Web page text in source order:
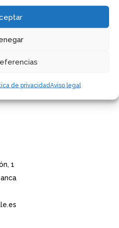
de privacidadAviso legal
mostrar.
1